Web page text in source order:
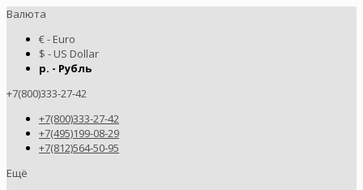
Валюта
€ - Euro
$ - US Dollar
р. - Рубль
+7(800)333-27-42
+7(800)333-27-42
+7(495)199-08-29
+7(812)564-50-95
Ещё